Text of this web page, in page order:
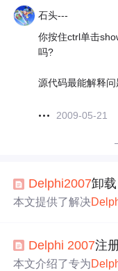
石头---
你按住ctrl单击
吗?
源代码最能解释问
2009-05-21
Delphi2007卸载
本文提供了解决
装
Delphi2007
Delphi 2007注
本文介绍了专为